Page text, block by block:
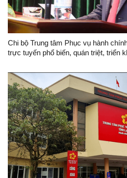
Chi bộ Trung tâm Phục vụ hành
trực tuyến phổ biến, quán triệt, triển
ngũ cán bộ